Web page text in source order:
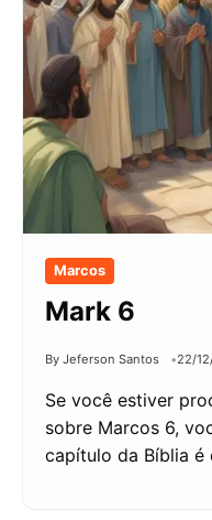
Marcos
Mark 6
By Jeferson Santos 22/
Se você estiver
sobre Marcos 6,
capítulo da Bíblia